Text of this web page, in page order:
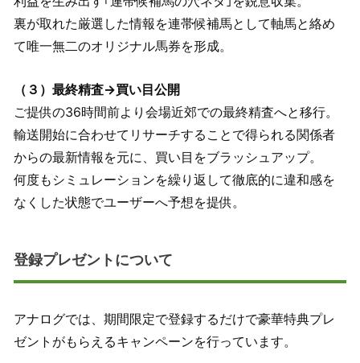
裏が取れた厳選した情報を連帯候補馬として軸馬と絡め
て唯一無二のオリジナル馬券を形成。
（３）最終精査→買い目公開
ご提供の36時間前より会場近郊での最終精査へと移行。
輸送開始に合わせてリサーチすることで得られる関係者
からの最新情報を元に、買い目をブラッシュアップ。
何度もシミュレーションを繰り返して徹底的に違和感を
なくした状態でユーザーへ予想を提供。
登録プレゼントについて
アナログでは、期間限定で登録するだけで豪華特典プレ
ゼントがもらえるキャンペーンを行っています。